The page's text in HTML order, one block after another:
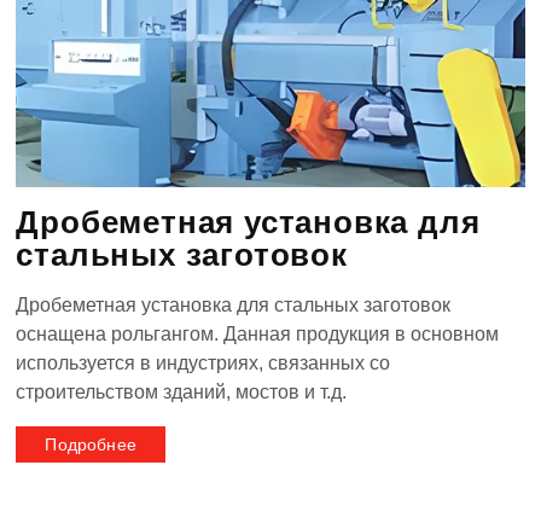
Дробеметная установка для
стальных заготовок
Дробеметная установка для стальных заготовок
оснащена рольгангом. Данная продукция в основном
используется в индустриях, связанных со
строительством зданий, мостов и т.д.
Подробнее